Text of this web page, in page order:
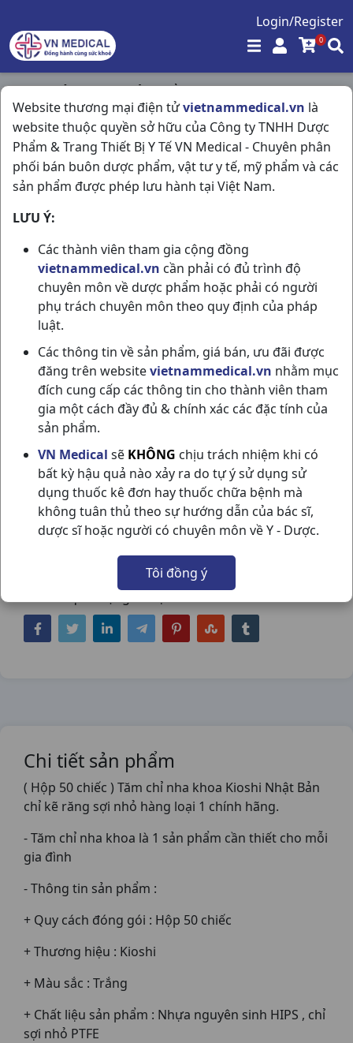
Login/Register
0
Website thương mại điện tửvietnammedical.vn là
website thuộc quyền sở hữu của Công ty TNHH Dược
Phẩm & Trang Thiết Bị Y Tế VN Medical - Chuyên phân
phối bán buôn dược phẩm, vật tư y tế, mỹ phẩm và các
sản phẩm được phép lưu hành tại Việt Nam.
LƯU Ý:
Các thành viên tham gia cộng đồng
vietnammedical.vn cần phải có đủ trình độ
chuyên môn về dược phẩm hoặc phải có người
phụ trách chuyên môn theo quy định của pháp
luật.
Các thông tin về sản phẩm, giá bán, ưu đãi được
đăng trên websitevietnammedical.vn nhằm mục
đích cung cấp các thông tin cho thành viên tham
gia một cách đầy đủ & chính xác các đặc tính của
sản phẩm.
VN Medical sẽ KHÔNG chịu trách nhiệm khi có
bất kỳ hậu quả nào xảy ra do tự ý sử dụng sử
dụng thuốc kê đơn hay thuốc chữa bệnh mà
không tuân thủ theo sự hướng dẫn của bác sĩ,
dược sĩ hoặc người có chuyên môn về Y - Dược.
Tôi đồng ý
Trang chủ / Nhóm sản phẩm dùng cho Nha Khoa /
Tăm Chỉ Hộp Vuông Kioshi Lố10h50que Kioshi
TĂM CHỈ HỘP VUÔNG KIOSHI
LỐ10H50QUE KIOSHI
NSX:Kioshi
Nhóm hàng:
Nhóm sản phẩm dùng cho
Chi tiết sản phẩm
( Hộp 50 chiếc ) Tăm chỉ nha khoa Kioshi Nhật Bản
chỉ kẽ răng sợi nhỏ hàng loại 1 chính hãng.
- Tăm chỉ nha khoa là 1 sản phẩm cần thiết cho mỗi
gia đình
- Thông tin sản phẩm :
+ Quy cách đóng gói : Hộp 50 chiếc
+ Thương hiệu : Kioshi
+ Màu sắc : Trắng
+ Chất liệu sản phẩm : Nhựa nguyên sinh HIPS , chỉ
sợi nhỏ PTFE